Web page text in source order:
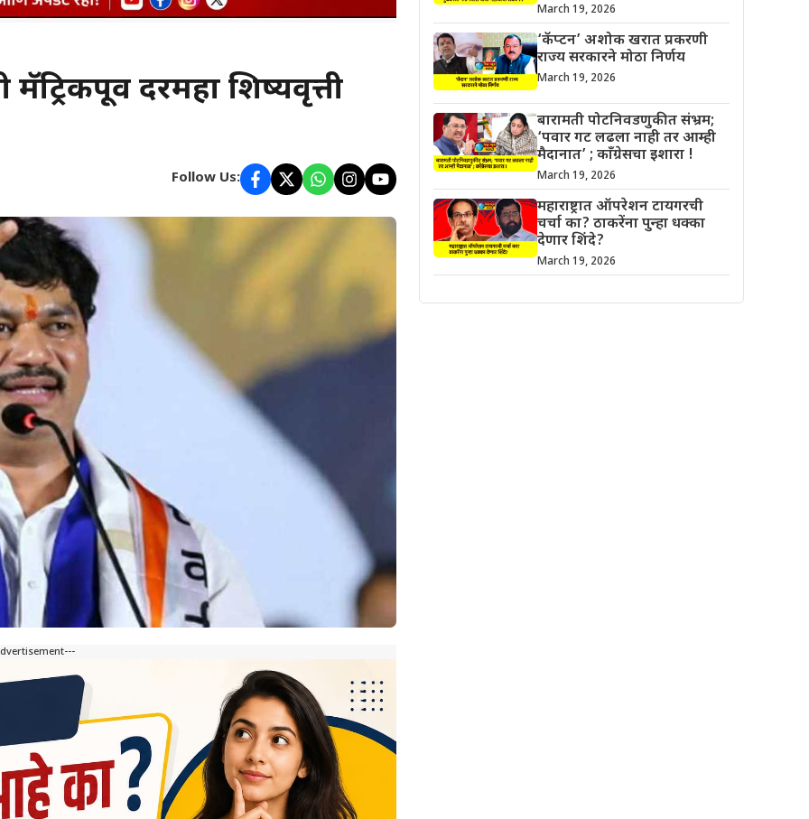
दरमहा शिष्यवृत्ती
Follow Us:
March 19, 2026
‘कॅप्टन’ अशोक खरात प्रकरणी
राज्य सरकारने मोठा निर्णय
March 19, 2026
बारामती पोटनिवडणुकीत संभ्रम;
‘पवार गट लढला नाही तर आम्ही
मैदानात’ ; काँग्रेसचा इशारा !
March 19, 2026
महाराष्ट्रात ऑपरेशन टायगरची
चर्चा का? ठाकरेंना पुन्हा धक्का
देणार शिंदे?
March 19, 2026